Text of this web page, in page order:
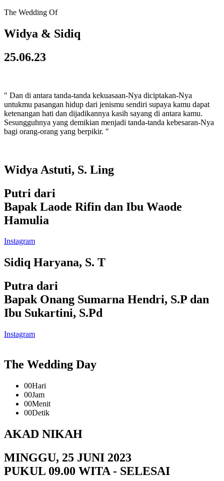
The Wedding Of
Widya & Sidiq
25.06.23
" Dan di antara tanda-tanda kekuasaan-Nya diciptakan-Nya
untukmu pasangan hidup dari jenismu sendiri supaya kamu dapat
ketenangan hati dan dijadikannya kasih sayang di antara kamu.
Sesungguhnya yang demikian menjadi tanda-tanda kebesaran-Nya
bagi orang-orang yang berpikir. "
Widya Astuti, S. Ling
Putri dari
Bapak Laode Rifin dan Ibu Waode
Hamulia
Instagram
Sidiq Haryana, S. T
Putra dari
Bapak Onang Sumarna Hendri, S.P dan
Ibu Sukartini, S.Pd
Instagram
The Wedding Day
00Hari
00Jam
00Menit
00Detik
AKAD NIKAH
MINGGU, 25 JUNI 2023
PUKUL 09.00 WITA - SELESAI